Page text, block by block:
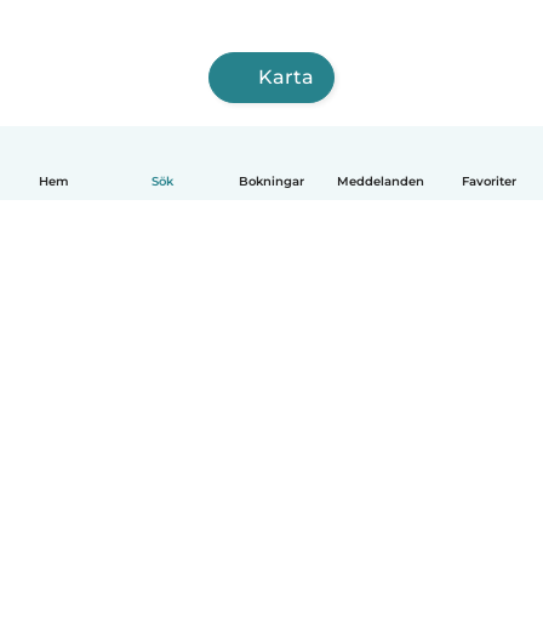
Hem Sök Bokningar Meddelanden Favoriter
Karta